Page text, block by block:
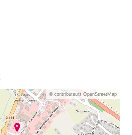
© contributeurs OpenStreetMap